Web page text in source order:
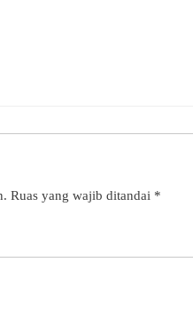
Ruas yang wajib ditandai *